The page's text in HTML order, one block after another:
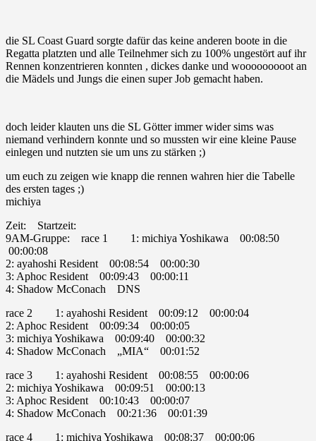
die SL Coast Guard sorgte dafür das keine anderen boote in die
Regatta platzten und alle Teilnehmer sich zu 100% ungestört auf ihr
Rennen konzentrieren konnten , dickes danke und wooooooooot an
die Mädels und Jungs die einen super Job gemacht haben.
doch leider klauten uns die SL Götter immer wider sims was
niemand verhindern konnte und so mussten wir eine kleine Pause
einlegen und nutzten sie um uns zu stärken ;)
‎um euch zu zeigen wie knapp die rennen wahren hier die Tabelle
des ersten tages ;)
michiya
Zeit: Startzeit:
9AM-Gruppe: race 1 1: michiya Yoshikawa 00:08:50
00:00:08
2: ayahoshi Resident 00:08:54 00:00:30
3: Aphoc Resident 00:09:43 00:00:11
4: Shadow McConach DNS
race 2 1: ayahoshi Resident 00:09:12 00:00:04
2: Aphoc Resident 00:09:34 00:00:05
3: michiya Yoshikawa 00:09:40 00:00:32
4: Shadow McConach „MIA“ 00:01:52
race 3 1: ayahoshi Resident 00:08:55 00:00:06
2: michiya Yoshikawa 00:09:51 00:00:13
3: Aphoc Resident 00:10:43 00:00:07
4: Shadow McConach 00:21:36 00:01:39
race 4 1: michiya Yoshikawa 00:08:37 00:00:06